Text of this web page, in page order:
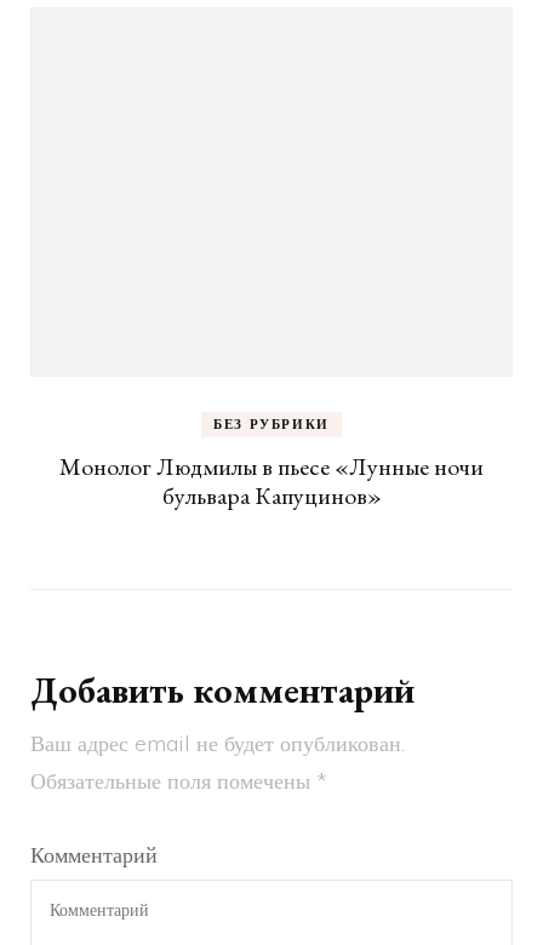
БЕЗ РУБРИКИ
Монолог Людмилы в пьесе «Лунные ночи
бульвара Капуцинов»
Добавить комментарий
Ваш адрес email не будет опубликован.
Обязательные поля помечены *
Комментарий